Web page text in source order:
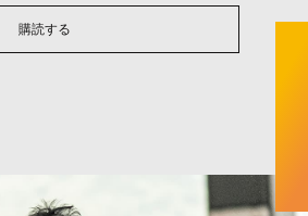
購読する